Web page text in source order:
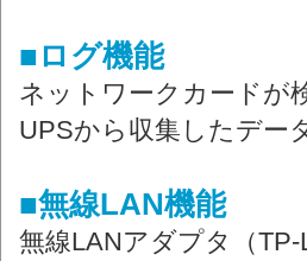
■ログ機能
ネットワークカードが
UPSから収集したデー
■無線LAN機能
無線LANアダプタ（